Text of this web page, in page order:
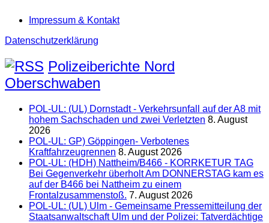
Impressum & Kontakt
Datenschutzerklärung
Polizeiberichte Nord
Oberschwaben
POL-UL: (UL) Dornstadt - Verkehrsunfall auf der A8 mit
hohem Sachschaden und zwei Verletzten 8. August
2026
POL-UL: GP) Göppingen- Verbotenes
Kraftfahrzeugrennen 8. August 2026
POL-UL: (HDH) Nattheim/B466 - KORRKETUR TAG
Bei Gegenverkehr überholt Am DONNERSTAG kam es
auf der B466 bei Nattheim zu einem
Frontalzusammenstoß. 7. August 2026
POL-UL: (UL) Ulm - Gemeinsame Pressemitteilung der
Staatsanwaltschaft Ulm und der Polizei: Tatverdächtige